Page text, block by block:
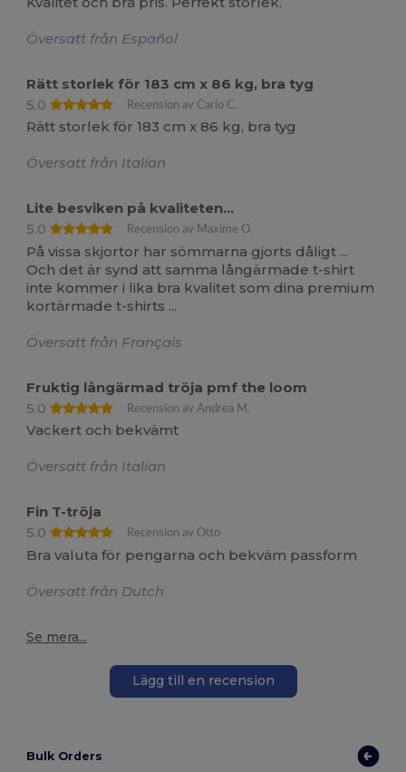
Översatt från Español
Rätt storlek för 183 cm x 86 kg, bra tyg
5.0
Recension av Carlo C.
Rätt storlek för 183 cm x 86 kg, bra tyg
Översatt från Italian
Lite besviken på kvaliteten...
5.0
Recension av Maxime O.
På vissa skjortor har sömmarna gjorts dåligt ...
Och det är synd att samma långärmade t-shirt
inte kommer i lika bra kvalitet som dina premium
kortärmade t-shirts ...
Översatt från Français
Fruktig långärmad tröja pmf the loom
5.0
Recension av Andrea M.
Vackert och bekvämt
Översatt från Italian
Fin T-tröja
5.0
Recension av Otto
Bra valuta för pengarna och bekväm passform
Översatt från Dutch
Se mera...
Lägg till en recension
Bulk Orders